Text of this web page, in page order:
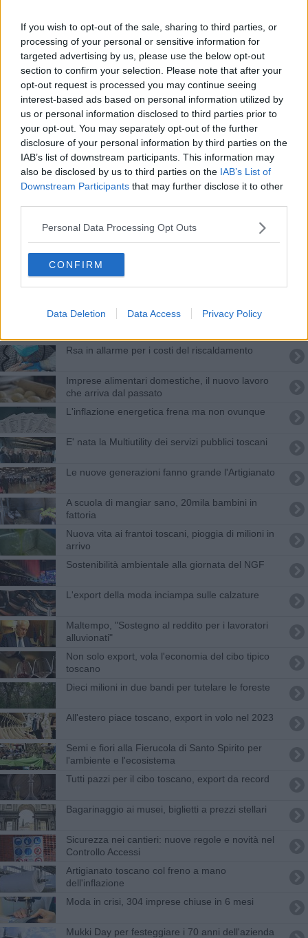
If you wish to opt-out of the sale, sharing to third parties, or
processing of your personal or sensitive information for
targeted advertising by us, please use the below opt-out
section to confirm your selection. Please note that after your
opt-out request is processed you may continue seeing
interest-based ads based on personal information utilized by
us or personal information disclosed to third parties prior to
your opt-out. You may separately opt-out of the further
disclosure of your personal information by third parties on the
IAB’s list of downstream participants. This information may
also be disclosed by us to third parties on the IAB’s List of
Downstream Participants that may further disclose it to other
Personal Data Processing Opt Outs
CONFIRM
Data Deletion Data Access Privacy Policy
Corrieri Amazon protestano contro le ferie forzate
Escluso dalle Regionali, Salvini ricorre al Tar
Torna la marcia dei ristoratori contro le chiusure
Un orto sull'Arno alla terrazza della Croce Rossa
​Sicurezza sul lavoro, flash mob "Fermiamo
No vax aggrediscono volontario della Misericordia
Lavoro in campagna, 1,6 milioni per la
Salasso pasta e pane, ecco le città più care
Rsa in allarme per i costi del riscaldamento
Imprese alimentari domestiche, il nuovo lavoro
che arriva dal passato
L'inflazione energetica frena ma non ovunque
E' nata la Multiutility dei servizi pubblici toscani
Le nuove generazioni fanno grande l'Artigianato
A scuola di mangiar sano, 20mila bambini in
fattoria
Nuova vita ai frantoi toscani, pioggia di milioni in
arrivo
Sostenibilità ambientale alla giornata del NGF
L'export della moda inciampa sulle calzature
Maltempo, "Sostegno al reddito per i lavoratori
alluvionati"
Non solo export, vola l'economia del cibo tipico
toscano
Dieci milioni in due bandi per tutelare le foreste
All'estero piace toscano, export in volo nel 2023
Semi e fiori alla Fierucola di Santo Spirito per
l'ambiente e l'ecosistema
Tutti pazzi per il cibo toscano, export da record
Bagarinaggio ai musei, biglietti a prezzi stellari
Sicurezza nei cantieri: nuove regole e novità nel
Controllo Accessi
Artigianato toscano col freno a mano
dell'inflazione
Moda in crisi, 304 imprese chiuse in 6 mesi
Mukki Day per festeggiare i 70 anni dell'azienda